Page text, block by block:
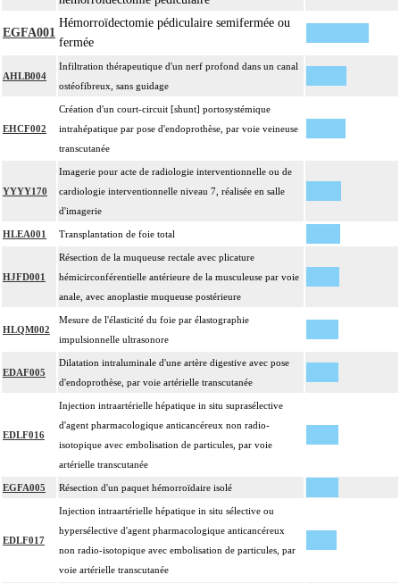
EGFA001
Hémorroïdectomie pédiculaire semifermée ou
fermée
AHLB004
Infiltration thérapeutique d'un nerf profond dans un canal
ostéofibreux, sans guidage
EHCF002
Création d'un court-circuit [shunt] portosystémique
intrahépatique par pose d'endoprothèse, par voie veineuse
transcutanée
YYYY170
Imagerie pour acte de radiologie interventionnelle ou de
cardiologie interventionnelle niveau 7, réalisée en salle
d'imagerie
HLEA001 Transplantation de foie total
HJFD001
Résection de la muqueuse rectale avec plicature
hémicirconférentielle antérieure de la musculeuse par voie
anale, avec anoplastie muqueuse postérieure
HLQM002
Mesure de l'élasticité du foie par élastographie
impulsionnelle ultrasonore
EDAF005
Dilatation intraluminale d'une artère digestive avec pose
d'endoprothèse, par voie artérielle transcutanée
EDLF016
Injection intraartérielle hépatique in situ suprasélective
d'agent pharmacologique anticancéreux non radio-
isotopique avec embolisation de particules, par voie
artérielle transcutanée
EGFA005 Résection d'un paquet hémorroïdaire isolé
EDLF017
Injection intraartérielle hépatique in situ sélective ou
hypersélective d'agent pharmacologique anticancéreux
non radio-isotopique avec embolisation de particules, par
voie artérielle transcutanée